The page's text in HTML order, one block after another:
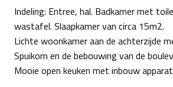
Indeling: Entree, hal. Badkamer met
wastafel. Slaapkamer van circa 15m2.
Lichte woonkamer aan de achterzijde
Spuikom en de bebouwing van de
Mooie open keuken met inbouw